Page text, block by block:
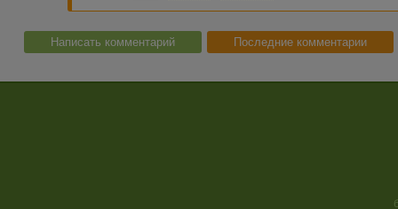
Написать комментарий Последние комментарии